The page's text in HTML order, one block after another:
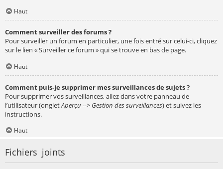
Haut
Comment surveiller des forums ?
Pour surveiller un forum en particulier, une fois entré sur celui-ci, cliquez
sur le lien « Surveiller ce forum » qui se trouve en bas de page.
Haut
Comment puis-je supprimer mes surveillances de sujets ?
Pour supprimer vos surveillances, allez dans votre panneau de
l’utilisateur (ongletAperçu --> Gestion des surveillances) et suivez les
instructions.
Haut
Fichiers joints